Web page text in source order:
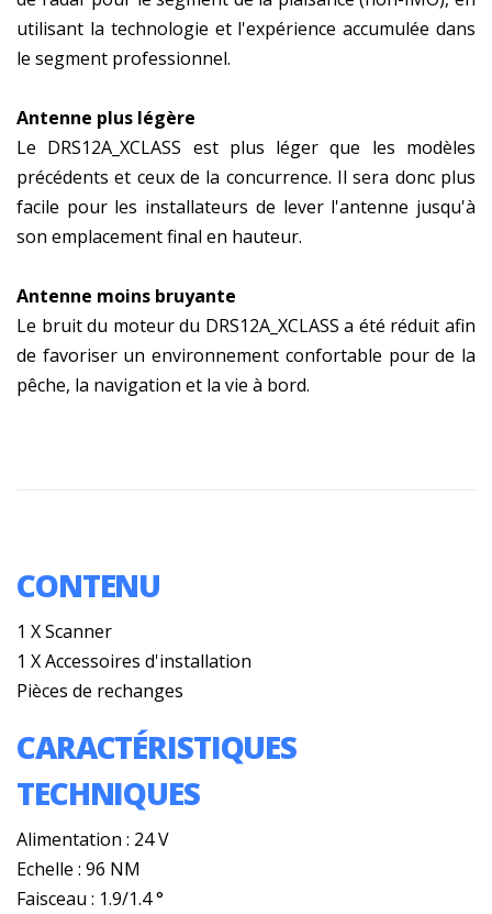
utilisant la technologie et l'expérience accumulée dans
le segment professionnel.
Antenne plus légère
Le DRS12A_XCLASS est plus léger que les modèles
précédents et ceux de la concurrence. Il sera donc plus
facile pour les installateurs de lever l'antenne jusqu'à
son emplacement final en hauteur.
Antenne moins bruyante
Le bruit du moteur du DRS12A_XCLASS a été réduit afin
de favoriser un environnement confortable pour de la
pêche, la navigation et la vie à bord.
CONTENU
1 X Scanner
1 X Accessoires d'installation
Pièces de rechanges
CARACTÉRISTIQUES
TECHNIQUES
Alimentation : 24 V
Echelle : 96 NM
Faisceau : 1.9/1.4 °